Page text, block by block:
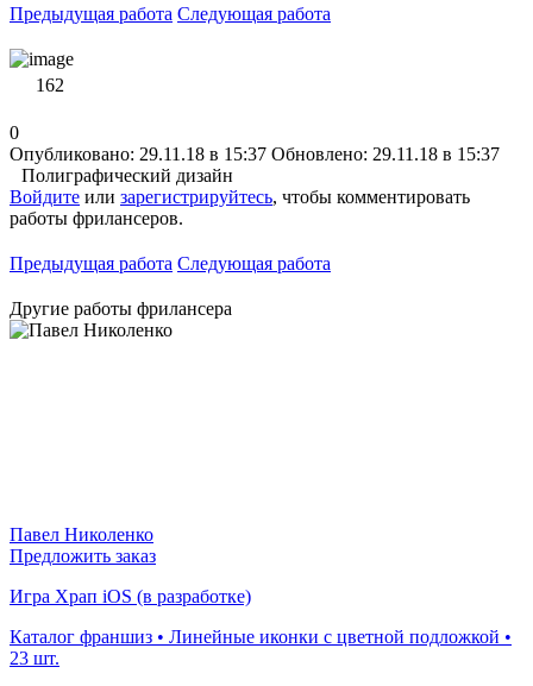
Предыдущая работа Следующая работа
162
0
Опубликовано: 29.11.18 в 15:37 Обновлено: 29.11.18 в 15:37
Полиграфический дизайн
Войдите или зарегистрируйтесь, чтобы комментировать
работы фрилансеров.
Предыдущая работа Следующая работа
Другие работы фрилансера
Павел Николенко
Предложить заказ
Игра Храп iOS (в разработке)
Каталог франшиз • Линейные иконки с цветной подложкой •
23 шт.